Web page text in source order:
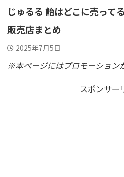
じゅるる 飴はどこに売って
販売店まとめ
2025年7月5日
※本ページにはプロモーション
スポンサー